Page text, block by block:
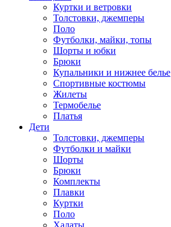
Куртки и ветровки
Толстовки, джемперы
Поло
Футболки, майки, топы
Шорты и юбки
Брюки
Купальники и нижнее белье
Спортивные костюмы
Жилеты
Термобелье
Платья
Дети
Толстовки, джемперы
Футболки и майки
Шорты
Брюки
Комплекты
Плавки
Куртки
Поло
Халаты